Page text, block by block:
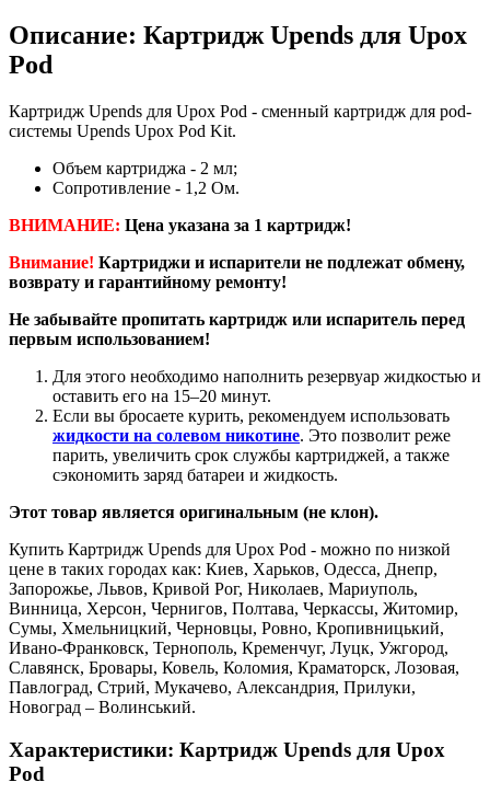
Описание: Картридж Upends для Upox
Pod
Картридж Upends для Upox Pod - сменный картридж для pod-
системы Upends Upox Pod Kit.
Объем картриджа - 2 мл;
Сопротивление - 1,2 Ом.
ВНИМАНИЕ: Цена указана за 1 картридж!
Внимание! Картриджи и испарители не подлежат обмену,
возврату и гарантийному ремонту!
Не забывайте пропитать картридж или испаритель перед
первым использованием!
Для этого необходимо наполнить резервуар жидкостью и
оставить его на 15–20 минут.
Если вы бросаете курить, рекомендуем использовать
жидкости на солевом никотине. Это позволит реже
парить, увеличить срок службы картриджей, а также
сэкономить заряд батареи и жидкость.
Этот товар является оригинальным (не клон).
Купить Картридж Upends для Upox Pod - можно по низкой
цене в таких городах как: Киев, Харьков, Одесса, Днепр,
Запорожье, Львов, Кривой Рог, Николаев, Мариуполь,
Винница, Херсон, Чернигов, Полтава, Черкассы, Житомир,
Сумы, Хмельницкий, Черновцы, Ровно, Кропивницький,
Ивано-Франковск, Тернополь, Кременчуг, Луцк, Ужгород,
Славянск, Бровары, Ковель, Коломия, Краматорск, Лозовая,
Павлоград, Стрий, Мукачево, Александрия, Прилуки,
Новоград – Волинський.
Характеристики: Картридж Upends для Upox
Pod